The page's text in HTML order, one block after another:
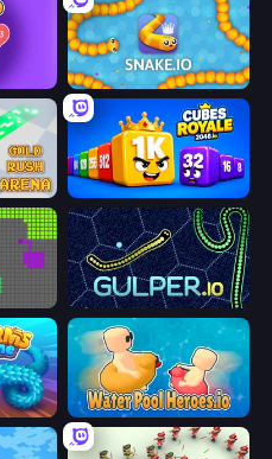
Snake.io
Cubes 2048 Royale
Gulper.io
Water Pool Heroes.io